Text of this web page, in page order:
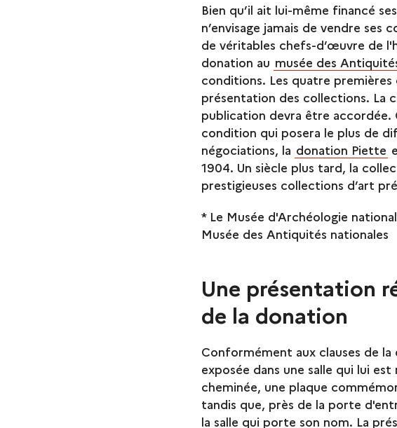
Bien qu’il ait lui-même financé
n’envisage jamais de vendre
de véritables chefs-d’œuvre de
donation au musée des
conditions. Les quatre
présentation des collections. La
publication devra être
condition qui posera le plus de
négociations, la donation Piette
1904. Un siècle plus tard, la
prestigieuses collections d’art
* Le Musée d'Archéologie
Musée des Antiquités nationales
Une présentation
de la donation
Conformément aux clauses de
exposée dans une salle qui lui
cheminée, une plaque
tandis que, près de la porte
la salle qui porte son nom. La